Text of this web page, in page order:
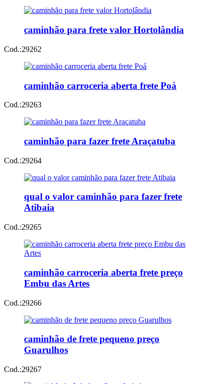
caminhão para frete valor Hortolândia
Cod.:29262
caminhão carroceria aberta frete Poá
Cod.:29263
caminhão para fazer frete Araçatuba
Cod.:29264
qual o valor caminhão para fazer frete
Atibaia
Cod.:29265
caminhão carroceria aberta frete preço
Embu das Artes
Cod.:29266
caminhão de frete pequeno preço
Guarulhos
Cod.:29267